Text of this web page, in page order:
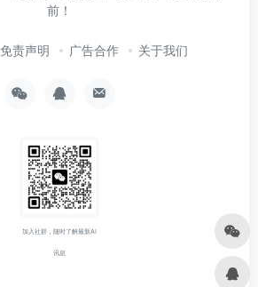
前！
免责声明 广告合作 关于我们
加入社群，随时了解最新AI
讯息